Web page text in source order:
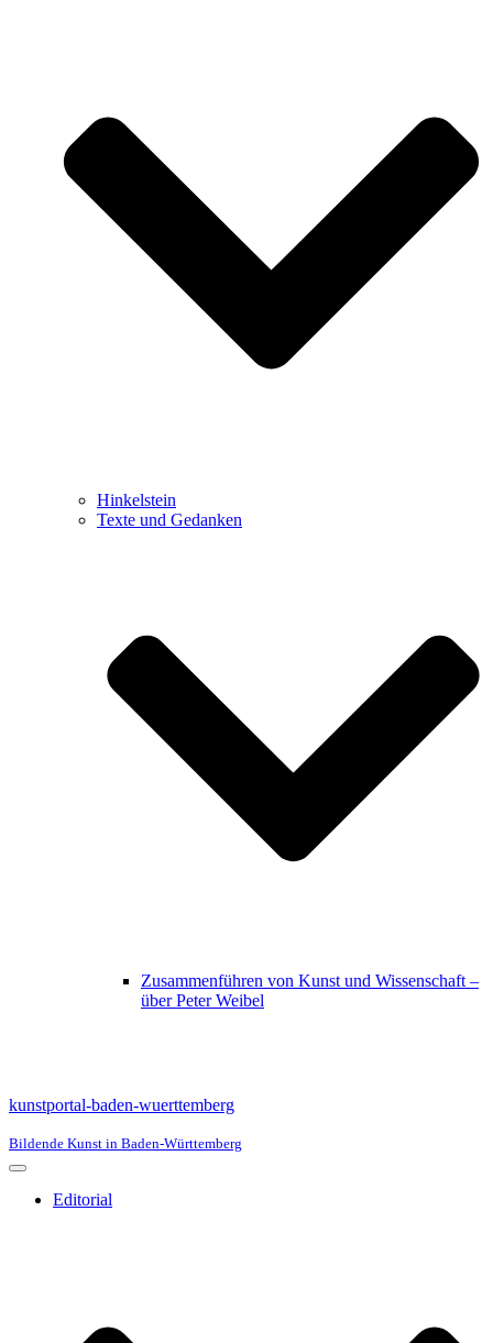
Hinkelstein
Texte und Gedanken
Zusammenführen von Kunst und Wissenschaft –
über Peter Weibel
kunstportal-baden-wuerttemberg
Bildende Kunst in Baden-Württemberg
Navigationsmenü
Editorial